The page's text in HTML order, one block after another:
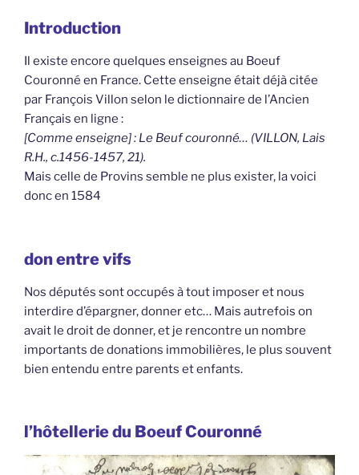
Introduction
Il existe encore quelques enseignes au Boeuf
Couronné en France. Cette enseigne était déjà citée
par François Villon selon le dictionnaire de l’Ancien
Français en ligne :
[Comme enseigne] : Le Beuf couronné… (VILLON, Lais
R.H., c.1456-1457, 21).
Mais celle de Provins semble ne plus exister, la voici
donc en 1584
don entre vifs
Nos députés sont occupés à tout imposer et nous
interdire d’épargner, donner etc… Mais autrefois on
avait le droit de donner, et je rencontre un nombre
importants de donations immobilières, le plus souvent
bien entendu entre parents et enfants.
l’hôtellerie du Boeuf Couronné